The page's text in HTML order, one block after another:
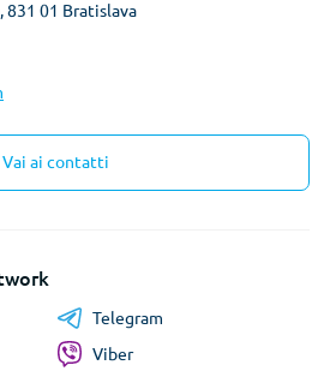
831 01 Bratislava
Vai ai contatti
Telegram
Viber